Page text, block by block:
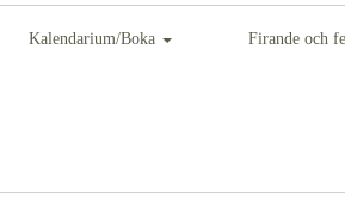
Kalendarium/Boka Firande och